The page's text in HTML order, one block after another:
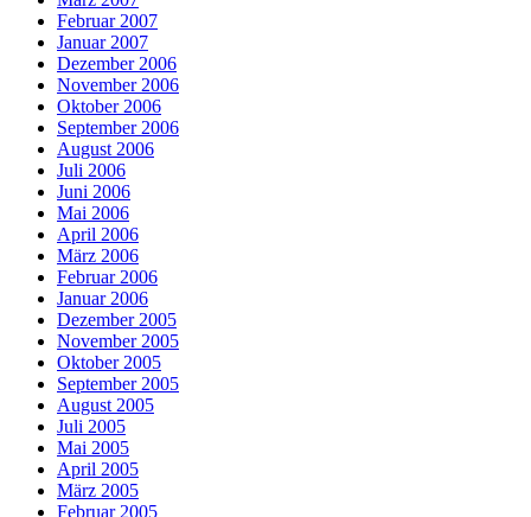
Februar 2007
Januar 2007
Dezember 2006
November 2006
Oktober 2006
September 2006
August 2006
Juli 2006
Juni 2006
Mai 2006
April 2006
März 2006
Februar 2006
Januar 2006
Dezember 2005
November 2005
Oktober 2005
September 2005
August 2005
Juli 2005
Mai 2005
April 2005
März 2005
Februar 2005